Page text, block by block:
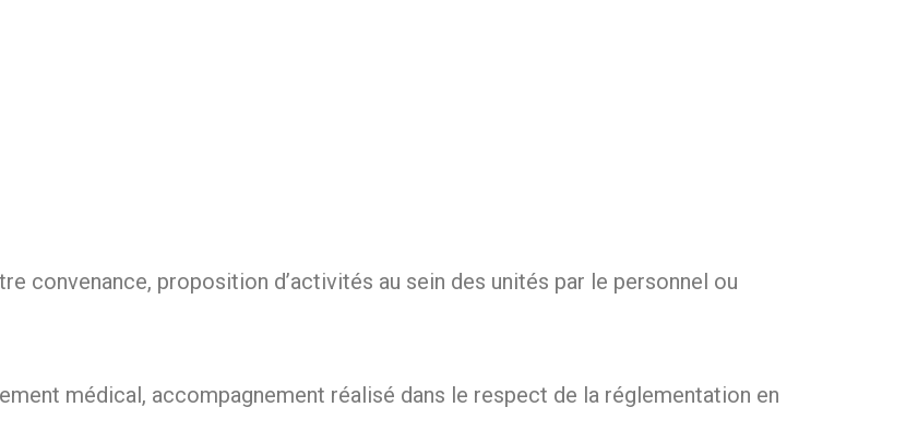
convenance, proposition d’activités au sein des unités par le personnel ou
médical, accompagnement réalisé dans le respect de la réglementation en